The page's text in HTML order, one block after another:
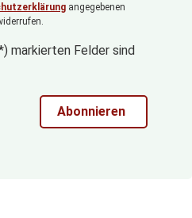
angegebenen
markierten Felder sind
Abonnieren